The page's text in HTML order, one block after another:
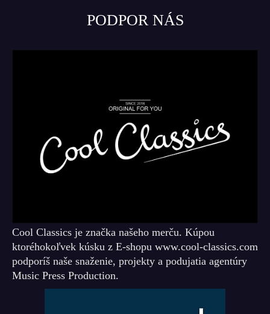
PODPOR NÁS
Cool Classics je značka našeho merču. Kúpou
ktoréhokoľvek kúsku z E-shopu www.cool-classics.com
podporíš naše snaženie, projekty a podujatia agentúry
Music Press Production.